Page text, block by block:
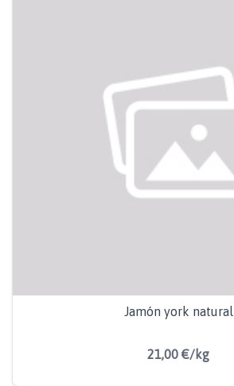
Jamón york natural
21,00 €/kg